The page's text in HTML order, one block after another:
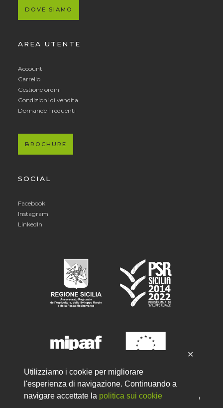
Utilizziamo i cookie per migliorare
l'esperienza di navigazione. Continuando a
navigare accettate la politica sui cookie
✕
DOVE SIAMO
AREA UTENTE
Account
Carrello
Gestione ordini
Condizioni di vendita
Domande Frequenti
BROCHURE
SOCIAL
Facebook
Instagram
LinkedIn
PSR 2014-2020 Sottomisura 6.2"Aiuti all'avviamento di attività